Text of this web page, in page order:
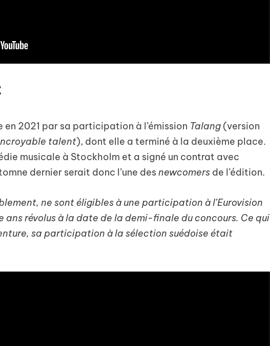
en 2021 par sa participation à l’émission Talang (version
talent), dont elle a terminé à la deuxième place.
musicale à Stockholm et a signé un contrat avec
dernier serait donc l’une desnewcomers de l’édition.
ne sont éligibles à une participation à l’Eurovision
ans révolus à la date de la demi-finale du concours. Ce qui
sa participation à la sélection suédoise était